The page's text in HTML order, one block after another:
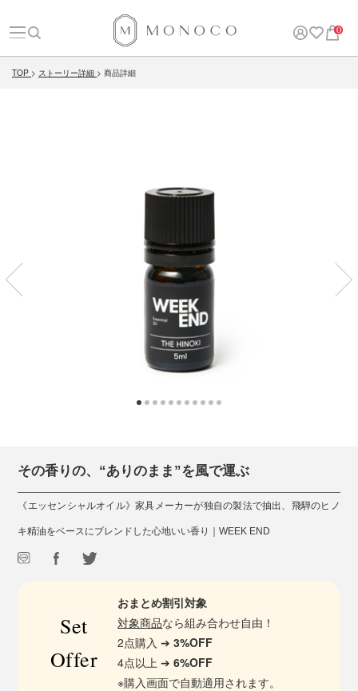
0
TOP ストーリー詳細 商品詳細
その香りの、“ありのまま”を風で運ぶ
《エッセンシャルオイル》家具メーカーが独自の製法で抽出、飛騨のヒノ
キ精油をベースにブレンドした心地いい香り｜WEEK END
Set
Offer
おまとめ割引対象
対象商品なら組み合わせ自由！
2点購入 ➔3%OFF
4点以上 ➔6%OFF
※購入画面で自動適用されます。